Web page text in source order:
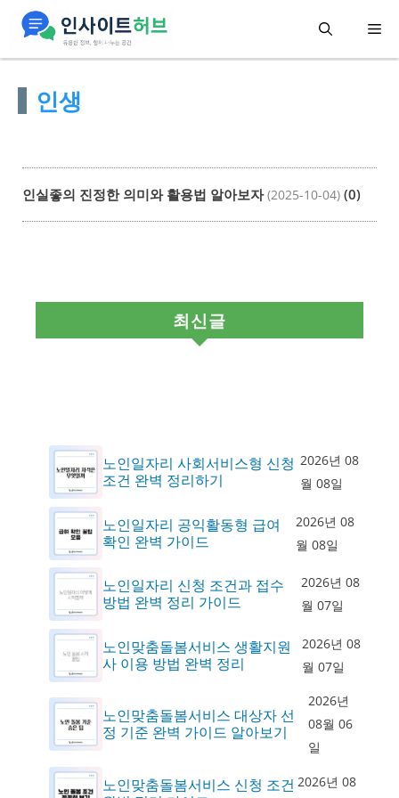
메
인생
인실좋의 진정한 의미와 활용법 알아보자 (2025-10-04) (0)
최신글
노인일자리 사회서비스형 신청
조건 완벽 정리하기
2026년 08
월 08일
노인일자리 공익활동형 급여
확인 완벽 가이드
2026년 08
월 08일
노인일자리 신청 조건과 접수
방법 완벽 정리 가이드
2026년 08
월 07일
노인맞춤돌봄서비스 생활지원
사 이용 방법 완벽 정리
2026년 08
월 07일
노인맞춤돌봄서비스 대상자 선
정 기준 완벽 가이드 알아보기
2026년
08월 06
일
노인맞춤돌봄서비스 신청 조건 2026년 08